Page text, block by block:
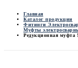
Главная
Каталог продукции
Фитинги
Муфты
Редукционная муфта